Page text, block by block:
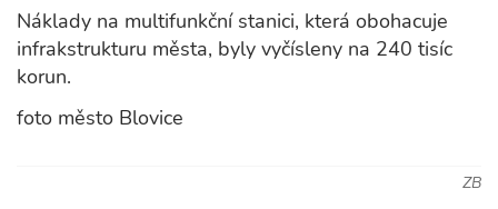
Náklady na multifunkční stanici, která obohacuje
infrakstrukturu města, byly vyčísleny na 240 tisíc
korun.
foto město Blovice
ZB